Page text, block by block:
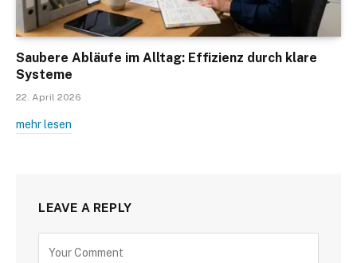
Saubere Abläufe im Alltag: Effizienz durch klare
Systeme
22. April 2026
mehr lesen
LEAVE A REPLY